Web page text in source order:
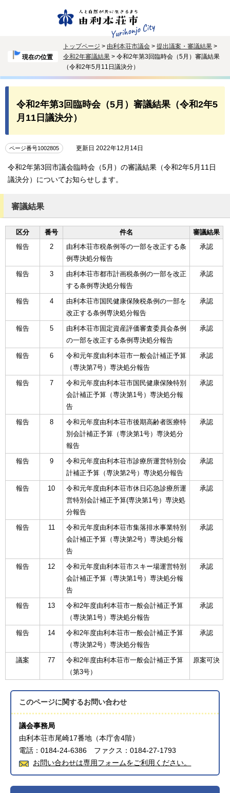
現在の位置
トップページ > 由利本荘市議会 > 提出議案・審議結果 >
令和2年審議結果 > 令和2年第3回臨時会（5月）審議結果
（令和2年5月11日議決分）
令和2年第3回臨時会（5月）審議結果（令和2年5
月11日議決分）
ページ番号1002805 更新日 2022年12月14日
令和2年第3回市議会臨時会（5月）の審議結果（令和2年5月11日
議決分）についてお知らせします。
審議結果
区分 番号 件名
審議結果
報告
2
由利本荘市税条例等の一部を改正する条
例専決処分報告
承認
報告 3
由利本荘市都市計画税条例の一部を改正
する条例専決処分報告
承認
報告 4
由利本荘市国民健康保険税条例の一部を
改正する条例専決処分報告
承認
報告 5
由利本荘市固定資産評価審査委員会条例
の一部を改正する条例専決処分報告
承認
報告 6
令和元年度由利本荘市一般会計補正予算
（専決第7号）専決処分報告
承認
報告 7
令和元年度由利本荘市国民健康保険特別
会計補正予算（専決第1号）専決処分報
告
承認
報告 8
令和元年度由利本荘市後期高齢者医療特
別会計補正予算（専決第1号）専決処分
報告
承認
報告 9
令和元年度由利本荘市診療所運営特別会
計補正予算（専決第2号）専決処分報告
承認
報告 10
令和元年度由利本荘市休日応急診療所運
営特別会計補正予算(専決第1号）専決処
分報告
承認
報告 11
令和元年度由利本荘市集落排水事業特別
会計補正予算（専決第2号）専決処分報
告
承認
報告 12
令和元年度由利本荘市スキー場運営特別
会計補正予算（専決第1号）専決処分報
告
承認
報告 13
令和2年度由利本荘市一般会計補正予算
（専決第1号）専決処分報告
承認
報告 14
令和2年度由利本荘市一般会計補正予算
（専決第2号）専決処分報告
承認
議案 77
令和2年度由利本荘市一般会計補正予算
（第3号）
原案可決
このページに関するお問い合わせ
議会事務局
由利本荘市尾崎17番地（本庁舎4階）
電話：0184-24-6386 ファクス：0184-27-1793
お問い合わせは専用フォームをご利用ください。